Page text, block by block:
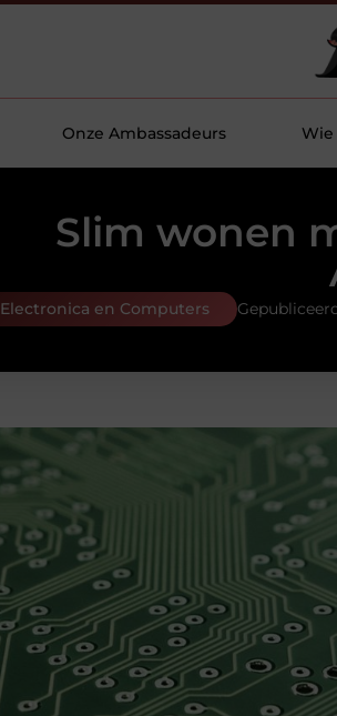
Onze Ambassadeurs Wie
Slim wonen
Electronica en Computers